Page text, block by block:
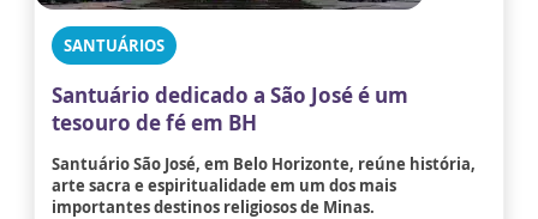
SANTUÁRIOS
Santuário dedicado a São José é um
tesouro de fé em BH
Santuário São José, em Belo Horizonte, reúne história,
arte sacra e espiritualidade em um dos mais
importantes destinos religiosos de Minas.